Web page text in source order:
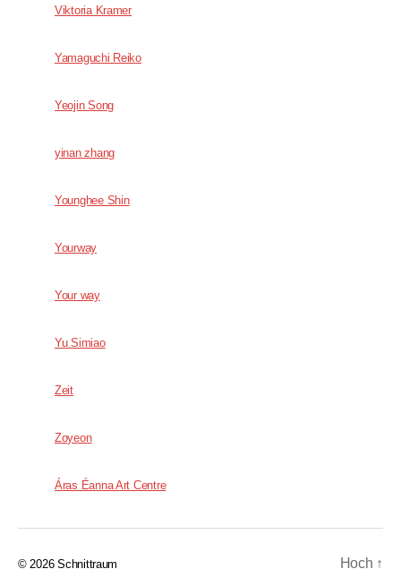
Viktoria Kramer
Yamaguchi Reiko
Yeojin Song
yinan zhang
Younghee Shin
Yourway
Your way
Yu Simiao
Zeit
Zoyeon
Áras Éanna Art Centre
© 2026Schnittraum Hoch ↑